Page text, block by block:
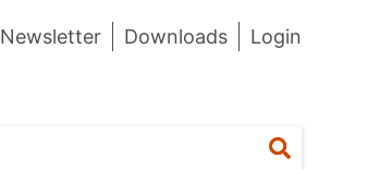
Newsletter Downloads Login
Suchen